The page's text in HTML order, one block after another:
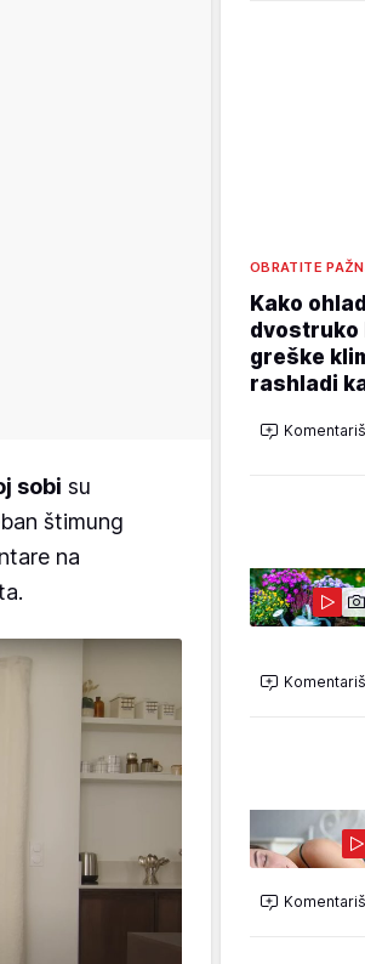
sobi su
štimung
na
OBRATITE
Kako
dvostruko
greške
rashladi